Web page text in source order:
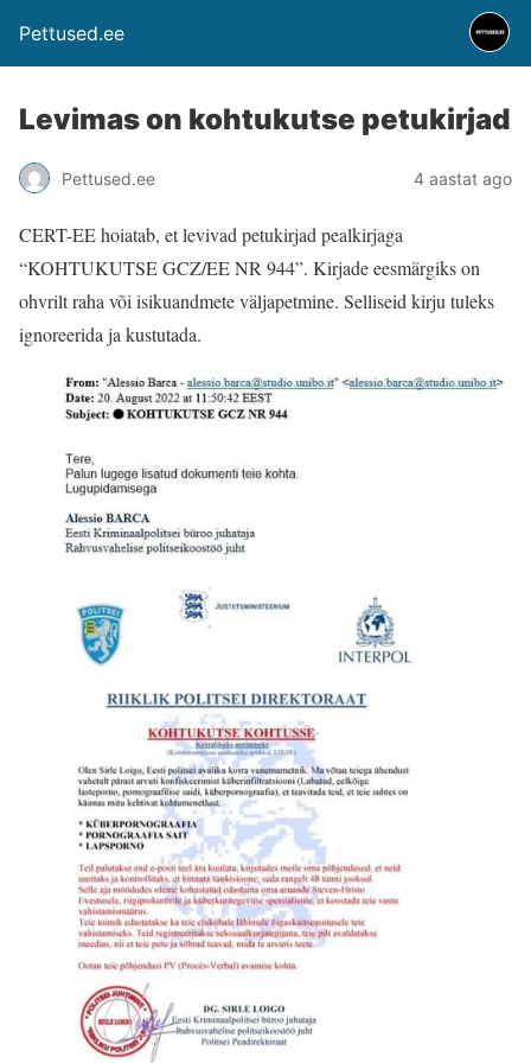
Pettused.ee
Levimas on kohtukutse petukirjad
Pettused.ee 4 aastat ago
CERT-EE hoiatab, et levivad petukirjad pealkirjaga
“KOHTUKUTSE GCZ/EE NR 944”. Kirjade eesmärgiks on
ohvrilt raha või isikuandmete väljapetmine. Selliseid kirju tuleks
ignoreerida ja kustutada.